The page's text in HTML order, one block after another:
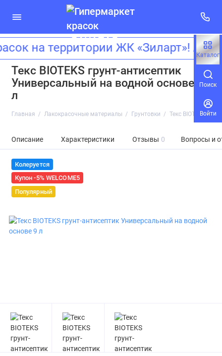
Каталог
Поиск
Войти
на территории ЖК
Текс BIOTEKS грунт-антисептик
Универсальный на водной основе 9
л
Главная Лакокрасочные материалы Грунтовки Текс BIOTEKS
Описание Характеристики Отзывы 0 Вопросы и
Колеруется
Купон -5% WELCOME5
Популярный